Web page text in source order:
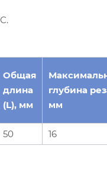
Общая
длина
(L), мм
глубина
мм
50 16